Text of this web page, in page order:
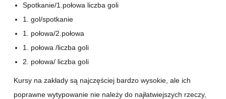
Spotkanie/1.połowa liczba goli
1. gol/spotkanie
1. połowa/2.połowa
1. połowa /liczba goli
2. połowa/ liczba goli
Kursy na zakłady są najczęściej bardzo wysokie, ale ich
poprawne wytypowanie nie należy do najłatwiejszych rzeczy,